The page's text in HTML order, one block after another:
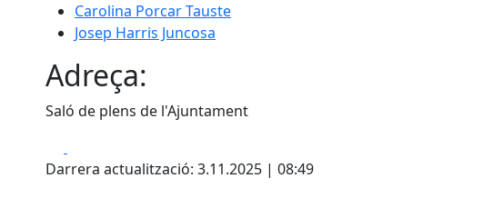
Carolina Porcar Tauste
Josep Harris Juncosa
Adreça:
Saló de plens de l'Ajuntament
Darrera actualització: 3.11.2025 | 08:49